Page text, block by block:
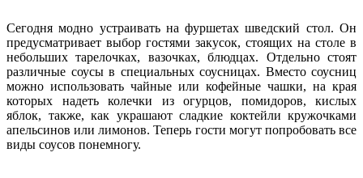
Сегодня модно устраивать на фуршетах шведский стол. Он
предусматривает выбор гостями закусок, стоящих на столе в
небольших тарелочках, вазочках, блюдцах. Отдельно стоят
различные соусы в специальных соусницах. Вместо соусниц
можно использовать чайные или кофейные чашки, на края
которых надеть колечки из огурцов, помидоров, кислых
яблок, также, как украшают сладкие коктейли кружочками
апельсинов или лимонов. Теперь гости могут попробовать все
виды соусов понемногу.